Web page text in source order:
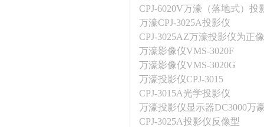
CPJ-6020V万濠（落地式）投
万濠CPJ-3025A投影仪
CPJ-3025AZ万濠投影仪为正
万濠影像仪VMS-3020F
万濠影像仪VMS-3020G
万濠投影仪CPJ-3015
CPJ-3015A光学投影仪
万濠投影仪显示器DC3000万
CPJ-3025A投影仪反像型